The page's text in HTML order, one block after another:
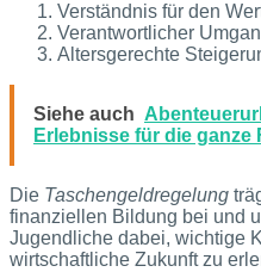
Verständnis für den
Verantwortlicher
Altersgerechte
Siehe auch
Erlebnisse für die ganze
Die Taschengeldregelung
finanziellen Bildung bei und
Jugendliche dabei, wichtige
wirtschaftliche Zukunft zu